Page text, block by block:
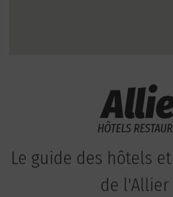
Le guide des hôtels
de l'Allier